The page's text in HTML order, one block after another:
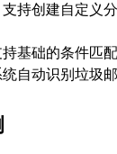
支持创建自定义
持基础的条件匹配
统自动识别垃圾